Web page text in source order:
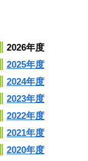
2026年度
2025年度
2024年度
2023年度
2022年度
2021年度
2020年度